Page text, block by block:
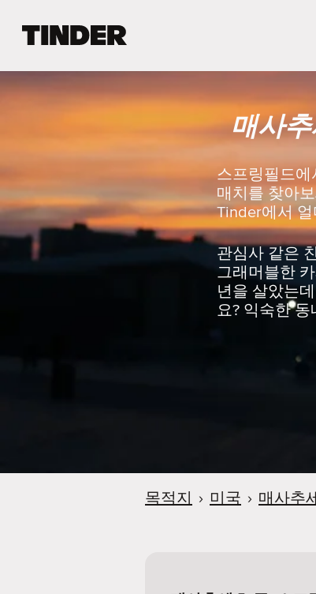
e
매사
스프링필드에
매치를 찾아
Tinder에서
관심사 같은
그래머블한
년을 살았는
요? 익숙한
목적지 › 미국 › 매사추